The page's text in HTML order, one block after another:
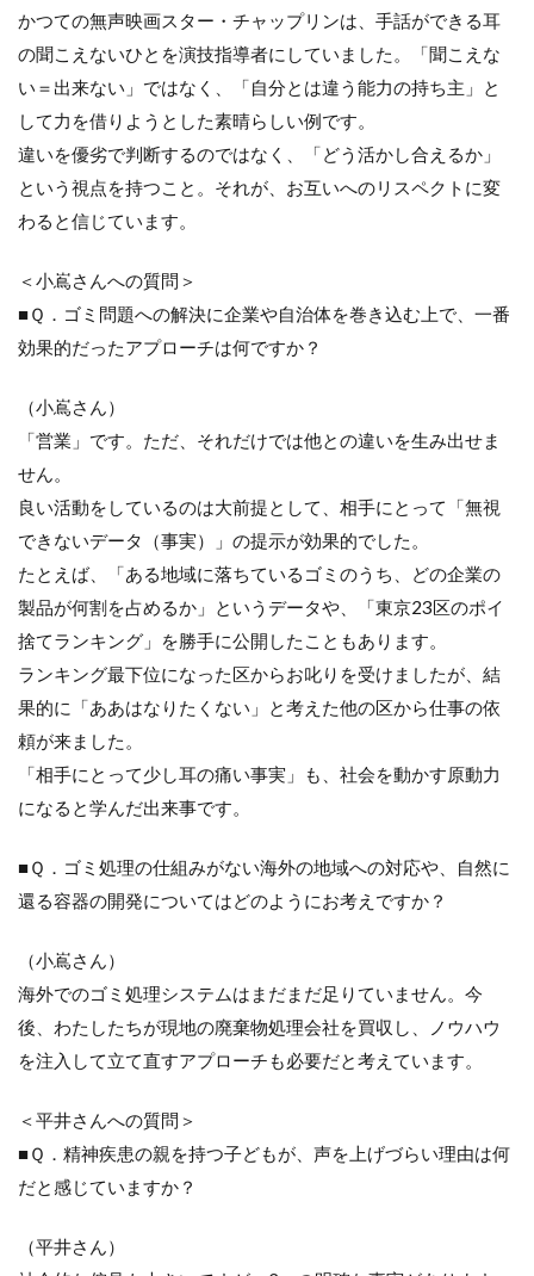
かつての無声映画スター・チャップリンは、手話ができる耳
の聞こえないひとを演技指導者にしていました。「聞こえな
い＝出来ない」ではなく、「自分とは違う能力の持ち主」と
して力を借りようとした素晴らしい例です。
違いを優劣で判断するのではなく、「どう活かし合えるか」
という視点を持つこと。それが、お互いへのリスペクトに変
わると信じています。
＜小嶌さんへの質問＞
■Ｑ．ゴミ問題への解決に企業や自治体を巻き込む上で、一番
効果的だったアプローチは何ですか？
（小嶌さん）
「営業」です。ただ、それだけでは他との違いを生み出せま
せん。
良い活動をしているのは大前提として、相手にとって「無視
できないデータ（事実）」の提示が効果的でした。
たとえば、「ある地域に落ちているゴミのうち、どの企業の
製品が何割を占めるか」というデータや、「東京23区のポイ
捨てランキング」を勝手に公開したこともあります。
ランキング最下位になった区からお叱りを受けましたが、結
果的に「ああはなりたくない」と考えた他の区から仕事の依
頼が来ました。
「相手にとって少し耳の痛い事実」も、社会を動かす原動力
になると学んだ出来事です。
■Ｑ．ゴミ処理の仕組みがない海外の地域への対応や、自然に
還る容器の開発についてはどのようにお考えですか？
（小嶌さん）
海外でのゴミ処理システムはまだまだ足りていません。今
後、わたしたちが現地の廃棄物処理会社を買収し、ノウハウ
を注入して立て直すアプローチも必要だと考えています。
＜平井さんへの質問＞
■Ｑ．精神疾患の親を持つ子どもが、声を上げづらい理由は何
だと感じていますか？
（平井さん）